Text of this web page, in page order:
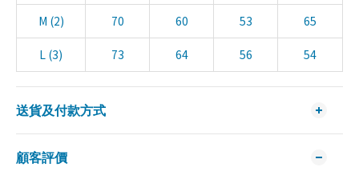
M (2) 70 60 53 65
L (3) 73 64 56 54
送貨及付款方式
顧客評價